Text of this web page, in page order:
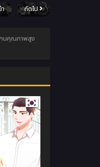
ถัดไป
กนคุณภาพสูง